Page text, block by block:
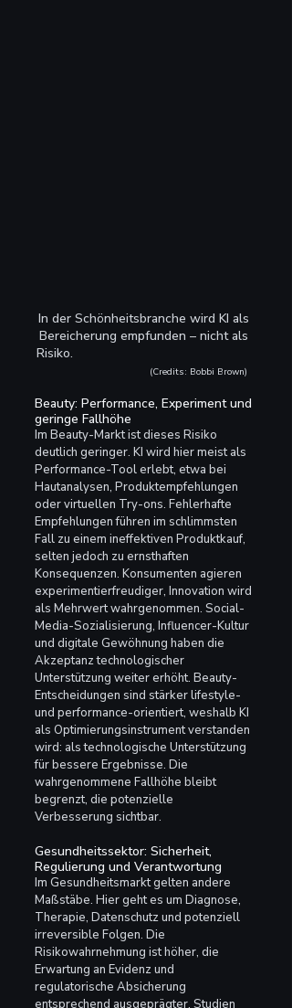
In der Schönheitsbranche wird KI als
Bereicherung empfunden – nicht als
Risiko.
(Credits: Bobbi Brown)
Beauty: Performance, Experiment und
geringe Fallhöhe
Im Beauty-Markt ist dieses Risiko
deutlich geringer. KI wird hier meist als
Performance-Tool erlebt, etwa bei
Hautanalysen, Produktempfehlungen
oder virtuellen Try-ons. Fehlerhafte
Empfehlungen führen im schlimmsten
Fall zu einem ineffektiven Produktkauf,
selten jedoch zu ernsthaften
Konsequenzen. Konsumenten agieren
experimentierfreudiger, Innovation wird
als Mehrwert wahrgenommen. Social-
Media-Sozialisierung, Influencer-Kultur
und digitale Gewöhnung haben die
Akzeptanz technologischer
Unterstützung weiter erhöht. Beauty-
Entscheidungen sind stärker lifestyle-
und performance-orientiert, weshalb KI
als Optimierungsinstrument verstanden
wird: als technologische Unterstützung
für bessere Ergebnisse. Die
wahrgenommene Fallhöhe bleibt
begrenzt, die potenzielle
Verbesserung sichtbar.
Gesundheitssektor: Sicherheit,
Regulierung und Verantwortung
Im Gesundheitsmarkt gelten andere
Maßstäbe. Hier geht es um Diagnose,
Therapie, Datenschutz und potenziell
irreversible Folgen. Die
Risikowahrnehmung ist höher, die
Erwartung an Evidenz und
regulatorische Absicherung
entsprechend ausgeprägter. Studien